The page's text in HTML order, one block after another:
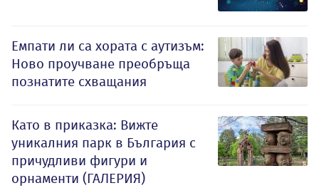
Емпати ли са хората с аутизъм:
Ново проучване преобръща
познатите схващания
Като в приказка: Вижте
уникалния парк в България с
причудливи фигури и
орнаменти (ГАЛЕРИЯ)